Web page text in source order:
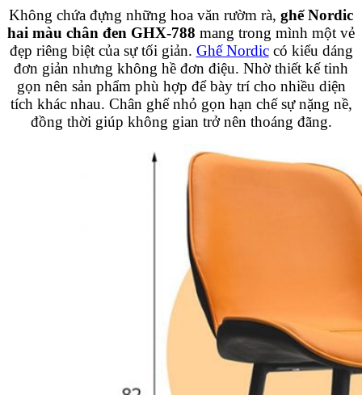
Không chứa đựng những hoa văn rườm rà, ghế Nordic
hai màu chân đen GHX-788 mang trong mình một vẻ
đẹp riêng biệt của sự tối giản. Ghế Nordiccó kiểu dáng
đơn giản nhưng không hề đơn điệu. Nhờ thiết kế tinh
gọn nên sản phẩm phù hợp để bày trí cho nhiều diện
tích khác nhau. Chân ghế nhỏ gọn hạn chế sự nặng nề,
đồng thời giúp không gian trở nên thoáng đãng.